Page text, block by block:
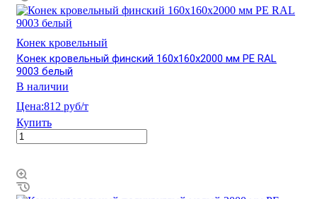
Конек кровельный
Конек кровельный финский 160х160х2000 мм PE RAL
9003 белый
В наличии
Цена:812 руб/т
Купить